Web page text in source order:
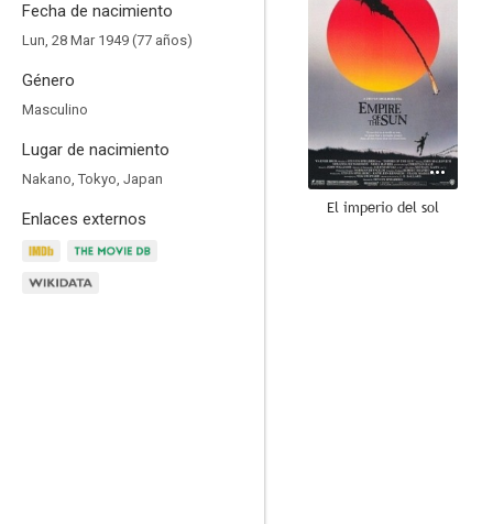
Fecha de nacimiento
Lun, 28 Mar 1949 (77 años)
Género
Masculino
Lugar de nacimiento
Nakano, Tokyo, Japan
Enlaces externos
El imperio del sol